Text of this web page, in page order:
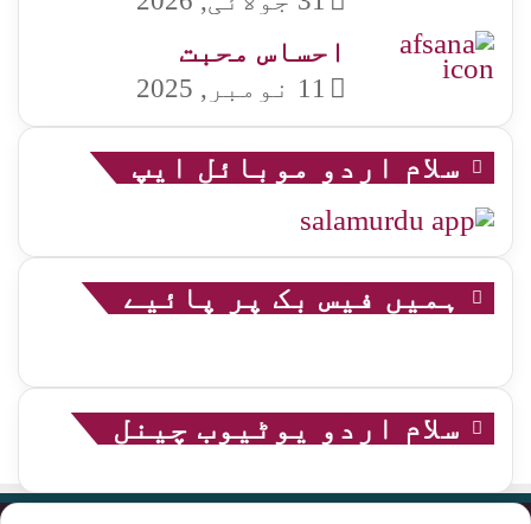
احساس محبت
11 نومبر, 2025
سلام اردو موبائل ایپ
ہمیں فیس بک پر پائیے
سلام اردو یوٹیوب چینل